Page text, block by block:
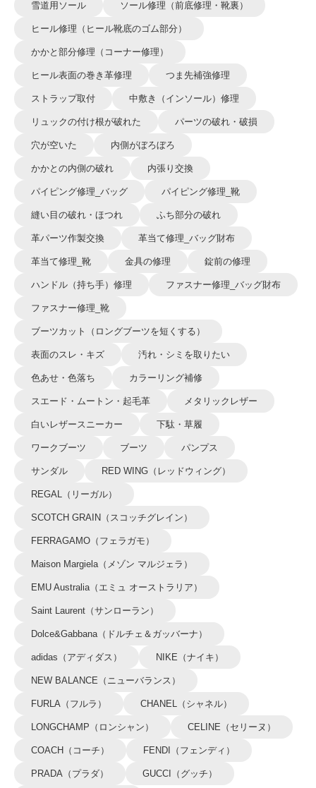
雪道用ソール ソール修理（前底修理・靴裏）
ヒール修理（ヒール靴底のゴム部分）
かかと部分修理（コーナー修理）
ヒール表面の巻き革修理 つま先補強修理
ストラップ取付 中敷き（インソール）修理
リュックの付け根が破れた パーツの破れ・破損
穴が空いた 内側がぼろぼろ
かかとの内側の破れ 内張り交換
パイピング修理_バッグ パイピング修理_靴
縫い目の破れ・ほつれ ふち部分の破れ
革パーツ作製交換 革当て修理_バッグ財布
革当て修理_靴 金具の修理 錠前の修理
ハンドル（持ち手）修理 ファスナー修理_バッグ財布
ファスナー修理_靴
ブーツカット（ロングブーツを短くする）
表面のスレ・キズ 汚れ・シミを取りたい
色あせ・色落ち カラーリング補修
スエード・ムートン・起毛革 メタリックレザー
白いレザースニーカー 下駄・草履
ワークブーツ ブーツ パンプス
サンダル RED WING（レッドウィング）
REGAL（リーガル）
SCOTCH GRAIN（スコッチグレイン）
FERRAGAMO（フェラガモ）
Maison Margiela（メゾン マルジェラ）
EMU Australia（エミュ オーストラリア）
Saint Laurent（サンローラン）
Dolce&Gabbana（ドルチェ＆ガッバーナ）
adidas（アディダス） NIKE（ナイキ）
NEW BALANCE（ニューバランス）
FURLA（フルラ） CHANEL（シャネル）
LONGCHAMP（ロンシャン） CELINE（セリーヌ）
COACH（コーチ） FENDI（フェンディ）
PRADA（プラダ） GUCCI（グッチ）